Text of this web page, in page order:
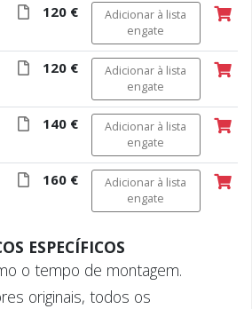
120 €
Adicionar à lista
engate
120 €
Adicionar à lista
engate
140 €
Adicionar à lista
engate
160 €
Adicionar à lista
engate
ESPECÍFICOS
o tempo de montagem.
originais, todos os